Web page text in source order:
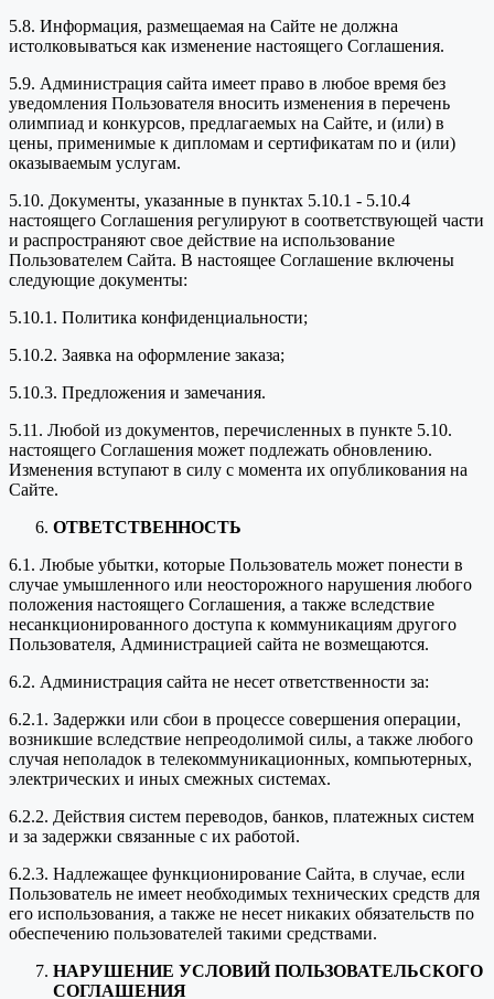
5.8. Информация, размещаемая на Сайте не должна
истолковываться как изменение настоящего Соглашения.
5.9. Администрация сайта имеет право в любое время без
уведомления Пользователя вносить изменения в перечень
олимпиад и конкурсов, предлагаемых на Сайте, и (или) в
цены, применимые к дипломам и сертификатам по и (или)
оказываемым услугам.
5.10. Документы, указанные в пунктах 5.10.1 - 5.10.4
настоящего Соглашения регулируют в соответствующей части
и распространяют свое действие на использование
Пользователем Сайта. В настоящее Соглашение включены
следующие документы:
5.10.1. Политика конфиденциальности;
5.10.2. Заявка на оформление заказа;
5.10.3. Предложения и замечания.
5.11. Любой из документов, перечисленных в пункте 5.10.
настоящего Соглашения может подлежать обновлению.
Изменения вступают в силу с момента их опубликования на
Сайте.
ОТВЕТСТВЕННОСТЬ
6.1. Любые убытки, которые Пользователь может понести в
случае умышленного или неосторожного нарушения любого
положения настоящего Соглашения, а также вследствие
несанкционированного доступа к коммуникациям другого
Пользователя, Администрацией сайта не возмещаются.
6.2. Администрация сайта не несет ответственности за:
6.2.1. Задержки или сбои в процессе совершения операции,
возникшие вследствие непреодолимой силы, а также любого
случая неполадок в телекоммуникационных, компьютерных,
электрических и иных смежных системах.
6.2.2. Действия систем переводов, банков, платежных систем
и за задержки связанные с их работой.
6.2.3. Надлежащее функционирование Сайта, в случае, если
Пользователь не имеет необходимых технических средств для
его использования, а также не несет никаких обязательств по
обеспечению пользователей такими средствами.
НАРУШЕНИЕ УСЛОВИЙ ПОЛЬЗОВАТЕЛЬСКОГО
СОГЛАШЕНИЯ